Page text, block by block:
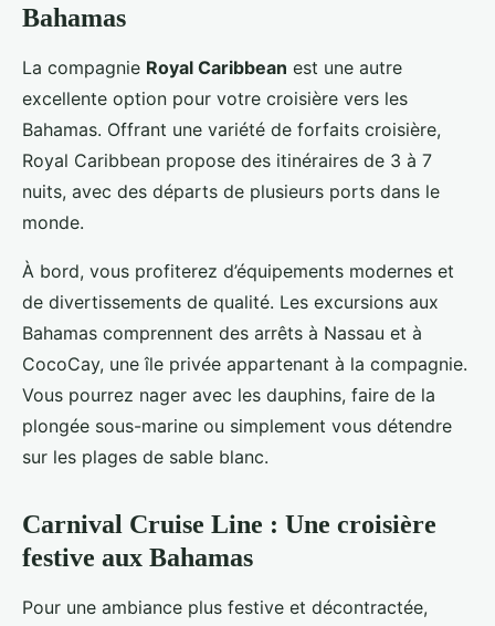
Bahamas
La compagnie Royal Caribbean est une autre
excellente option pour votre croisière vers les
Bahamas. Offrant une variété de forfaits croisière,
Royal Caribbean propose des itinéraires de 3 à 7
nuits, avec des départs de plusieurs ports dans le
monde.
À bord, vous profiterez d’équipements modernes et
de divertissements de qualité. Les excursions aux
Bahamas comprennent des arrêts à Nassau et à
CocoCay, une île privée appartenant à la compagnie.
Vous pourrez nager avec les dauphins, faire de la
plongée sous-marine ou simplement vous détendre
sur les plages de sable blanc.
Carnival Cruise Line : Une croisière
festive aux Bahamas
Pour une ambiance plus festive et décontractée,